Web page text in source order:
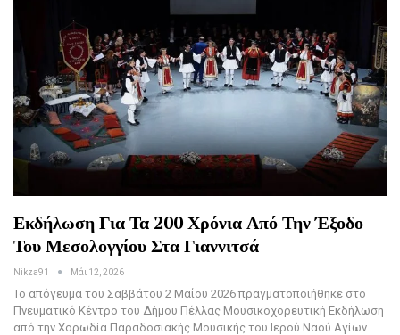
Εκδήλωση Για Τα 200 Χρόνια Από Την Έξοδο
Του Μεσολογγίου Στα Γιαννιτσά
Nikza91 Μάι 12, 2026
Το απόγευμα του Σαββάτου 2 Μαΐου 2026 πραγματοποιήθηκε στο
Πνευματικό Κέντρο του Δήμου Πέλλας Μουσικοχορευτική Εκδήλωση
από την Χορωδία Παραδοσιακής Μουσικής του Ιερού Ναού Αγίων